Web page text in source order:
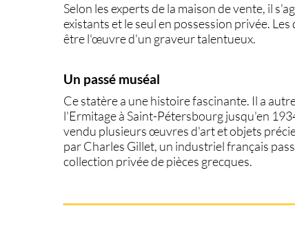
Selon les experts de la maison de vente, il
existants et le seul en possession privée.
être l'œuvre d'un graveur talentueux.
Un passé muséal
Ce statère a une histoire fascinante. Il a
l'Ermitage à Saint-Pétersbourg jusqu'en
vendu plusieurs œuvres d'art et objets
par Charles Gillet, un industriel français
collection privée de pièces grecques.